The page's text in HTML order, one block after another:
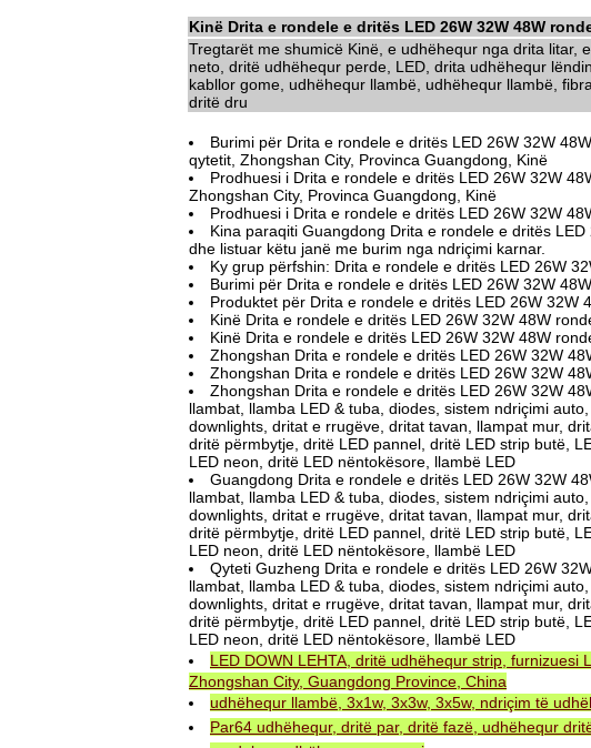
Kinë Drita e rondele e dritës LED 26W 32W 48W
Tregtarët me shumicë Kinë, e udhëhequr nga drita litar,
neto, dritë udhëhequr perde, LED, drita udhëhequr
kabllor gome, udhëhequr llambë, udhëhequr llambë,
dritë dru
Burimi për Drita e rondele e dritës LED 26W 32W
qytetit, Zhongshan City, Provinca Guangdong, Kinë
Prodhuesi i Drita e rondele e dritës LED 26W 32W
Zhongshan City, Provinca Guangdong, Kinë
Prodhuesi i Drita e rondele e dritës LED 26W 32W
Kina paraqiti Guangdong Drita e rondele e dritës
dhe listuar këtu janë me burim nga ndriçimi karnar.
Ky grup përfshin: Drita e rondele e dritës LED 26W
Burimi për Drita e rondele e dritës LED 26W 32W
Produktet për Drita e rondele e dritës LED 26W 32W
Kinë Drita e rondele e dritës LED 26W 32W 48W
Kinë Drita e rondele e dritës LED 26W 32W 48W
Zhongshan Drita e rondele e dritës LED 26W 32W
Zhongshan Drita e rondele e dritës LED 26W 32W
Zhongshan Drita e rondele e dritës LED 26W 32W
llambat, llamba LED & tuba, diodes, sistem ndriçimi
downlights, dritat e rrugëve, dritat tavan, llampat mur,
dritë përmbytje, dritë LED pannel, dritë LED strip butë,
LED neon, dritë LED nëntokësore, llambë LED
Guangdong Drita e rondele e dritës LED 26W 32W
llambat, llamba LED & tuba, diodes, sistem ndriçimi
downlights, dritat e rrugëve, dritat tavan, llampat mur,
dritë përmbytje, dritë LED pannel, dritë LED strip butë,
LED neon, dritë LED nëntokësore, llambë LED
Qyteti Guzheng Drita e rondele e dritës LED 26W
llambat, llamba LED & tuba, diodes, sistem ndriçimi
downlights, dritat e rrugëve, dritat tavan, llampat mur,
dritë përmbytje, dritë LED pannel, dritë LED strip butë,
LED neon, dritë LED nëntokësore, llambë LED
LED DOWN LEHTA, dritë udhëhequr strip, furnizuesi
Zhongshan City, Guangdong Province, China
udhëhequr llambë, 3x1w, 3x3w, 3x5w, ndriçim të
Par64 udhëhequr, dritë par, dritë fazë, udhëhequr